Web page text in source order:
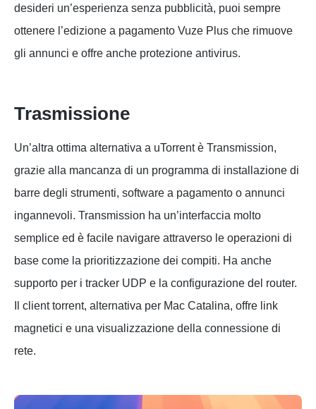
desideri un’esperienza senza pubblicità, puoi sempre
ottenere l’edizione a pagamento Vuze Plus che rimuove
gli annunci e offre anche protezione antivirus.
Trasmissione
Un’altra ottima alternativa a uTorrent è Transmission,
grazie alla mancanza di un programma di installazione di
barre degli strumenti, software a pagamento o annunci
ingannevoli. Transmission ha un’interfaccia molto
semplice ed è facile navigare attraverso le operazioni di
base come la prioritizzazione dei compiti. Ha anche
supporto per i tracker UDP e la configurazione del router.
Il client torrent, alternativa per Mac Catalina, offre link
magnetici e una visualizzazione della connessione di
rete.